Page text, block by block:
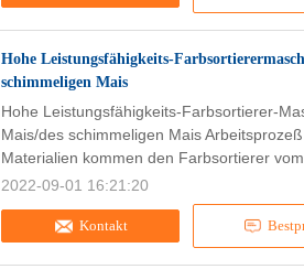
Hohe Leistungsfähigkeits-
schimmeligen Mais
Kontakt
Hohe Leistungsfähigkeits-Farbsortierer-
Mais/des schimmeligen Mais
Materialien kommen den Farbsortierer vom
2022-09-01 16:21:20